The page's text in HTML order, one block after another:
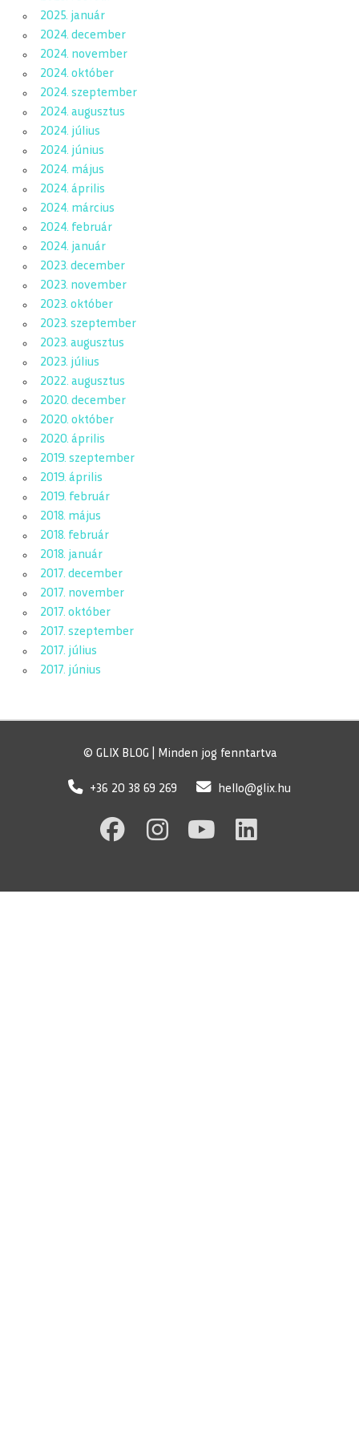
2025. január
2024. december
2024. november
2024. október
2024. szeptember
2024. augusztus
2024. július
2024. június
2024. május
2024. április
2024. március
2024. február
2024. január
2023. december
2023. november
2023. október
2023. szeptember
2023. augusztus
2023. július
2022. augusztus
2020. december
2020. október
2020. április
2019. szeptember
2019. április
2019. február
2018. május
2018. február
2018. január
2017. december
2017. november
2017. október
2017. szeptember
2017. július
2017. június
© GLIX BLOG | Minden jog fenntartva
+36 20 38 69 269 hello@glix.hu